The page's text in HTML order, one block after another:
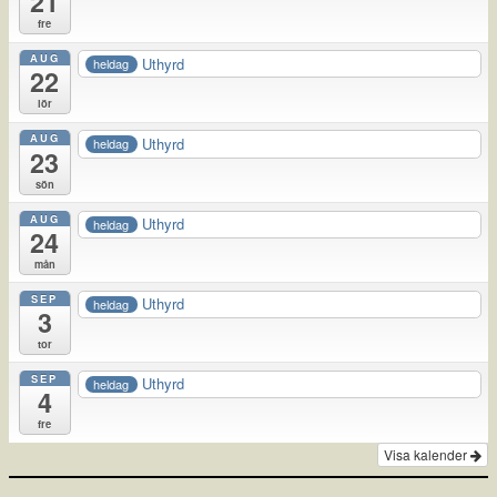
fre
AUG
22
lör
heldag Uthyrd
AUG
23
sön
heldag Uthyrd
AUG
24
mån
heldag Uthyrd
SEP
3
tor
heldag Uthyrd
SEP
4
fre
heldag Uthyrd
Visa kalender